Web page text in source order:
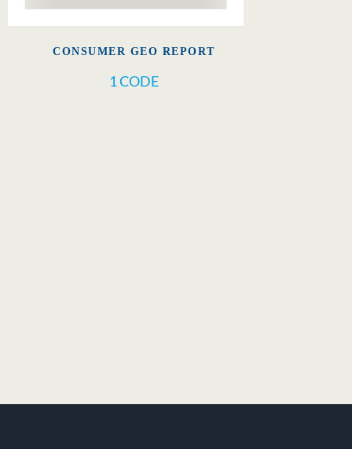
CONSUMER GEO REPORT
1 CODE